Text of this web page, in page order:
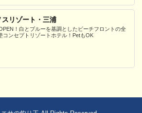
スリゾート・三浦
！白とブルーを基調としたビーチフロントの全
コンセプトリゾートホテル！PetもOK